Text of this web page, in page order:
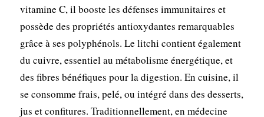
vitamine C, il booste les défenses immunitaires et
possède des propriétés antioxydantes remarquables
grâce à ses polyphénols. Le litchi contient également
du cuivre, essentiel au métabolisme énergétique, et
des fibres bénéfiques pour la digestion. En cuisine, il
se consomme frais, pelé, ou intégré dans des desserts,
jus et confitures. Traditionnellement, en médecine